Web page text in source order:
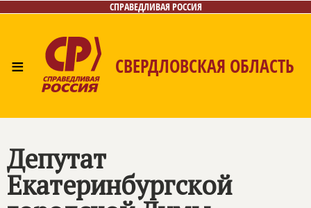
СПРАВЕДЛИВАЯ РОССИЯ
≡ СВЕРДЛОВСКАЯ ОБЛАСТЬ
Депутат
Екатеринбургской